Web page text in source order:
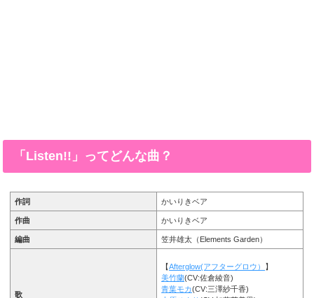
「Listen!!」ってどんな曲？
作詞 かいりきベア
作曲 かいりきベア
編曲 笠井雄太（Elements Garden）
歌
【Afterglow(アフターグロウ） 】
美竹蘭(CV:佐倉綾音)
青葉モカ(CV:三澤紗千香)